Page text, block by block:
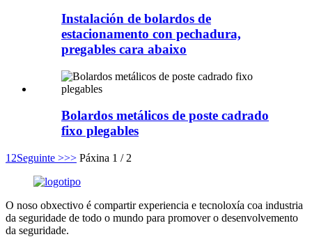
Instalación de bolardos de
estacionamento con pechadura,
pregables cara abaixo
Bolardos metálicos de poste cadrado
fixo plegables
1 2Seguinte >>> Páxina 1 / 2
O noso obxectivo é compartir experiencia e tecnoloxía coa industria
da seguridade de todo o mundo para promover o desenvolvemento
da seguridade.